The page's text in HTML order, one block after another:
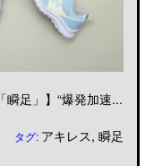
瞬足」】“爆発加速...
タグ: アキレス,瞬足